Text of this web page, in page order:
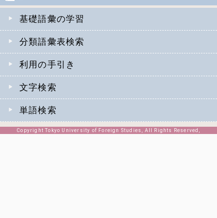
基礎語彙の学習
分類語彙表検索
利用の手引き
文字検索
単語検索
Copyright Tokyo University of Foreign Studies, All Rights Reserved,